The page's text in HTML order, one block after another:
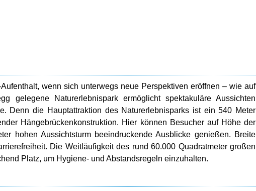
wenn sich unterwegs neue Perspektiven eröffnen – wie auf
gelegene Naturerlebnispark ermöglicht spektakuläre Aussichten
Denn die Hauptattraktion des Naturerlebnisparks ist ein 540 Meter
Hängebrückenkonstruktion. Hier können Besucher auf Höhe der
hohen Aussichtsturm beeindruckende Ausblicke genießen. Breite
Die Weitläufigkeit des rund 60.000 Quadratmeter großen
Platz, um Hygiene- und Abstandsregeln einzuhalten.